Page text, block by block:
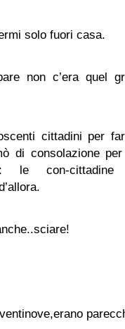
solo fuori casa.
non c’era quel
cittadini per
di consolazione
le con-